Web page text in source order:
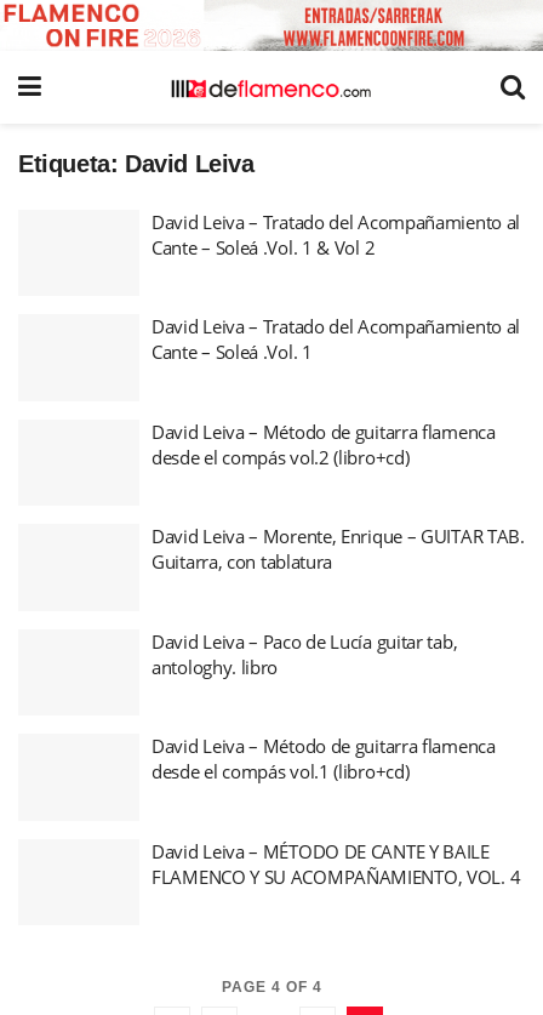
Etiqueta: David Leiva
David Leiva – Tratado del Acompañamiento al
Cante – Soleá .Vol. 1 & Vol 2
David Leiva – Tratado del Acompañamiento al
Cante – Soleá .Vol. 1
David Leiva – Método de guitarra flamenca
desde el compás vol.2 (libro+cd)
David Leiva – Morente, Enrique – GUITAR TAB.
Guitarra, con tablatura
David Leiva – Paco de Lucía guitar tab,
antologhy. libro
David Leiva – Método de guitarra flamenca
desde el compás vol.1 (libro+cd)
David Leiva – MÉTODO DE CANTE Y BAILE
FLAMENCO Y SU ACOMPAÑAMIENTO, VOL. 4
PAGE 4 OF 4